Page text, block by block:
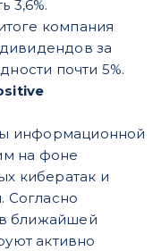
3,6%.
компания
дивидендов за
почти 5%.
информационной
на фоне
кибератак и
Согласно
в ближайшей
активно